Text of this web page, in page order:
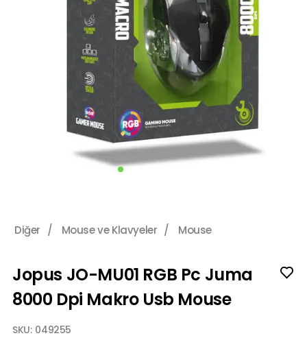
Diğer / Mouse ve Klavyeler / Mouse
Jopus JO-MU01 RGB Pc Juma
8000 Dpi Makro Usb Mouse
SKU: 049255